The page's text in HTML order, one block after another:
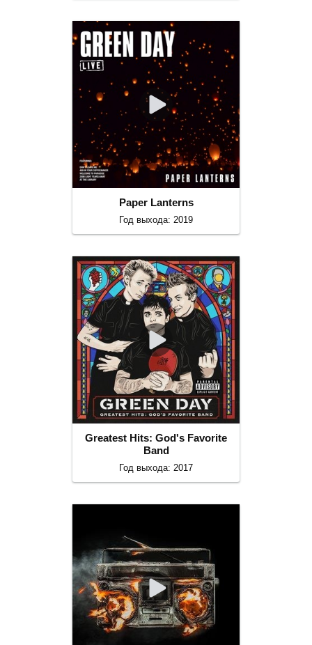
Paper Lanterns
Год выхода: 2019
Greatest Hits: God's Favorite
Band
Год выхода: 2017